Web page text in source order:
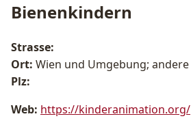
Bienenkindern
Strasse:
Ort: Wien und Umgebung;
Plz:
Web: https://kinderanimation.org/